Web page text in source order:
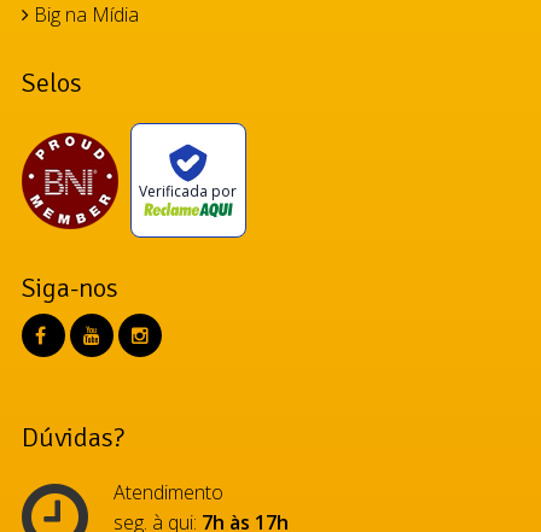
Big na Mídia
Selos
Verificada por
Siga-nos
Dúvidas?
Atendimento
seg. à qui: 7h às 17h